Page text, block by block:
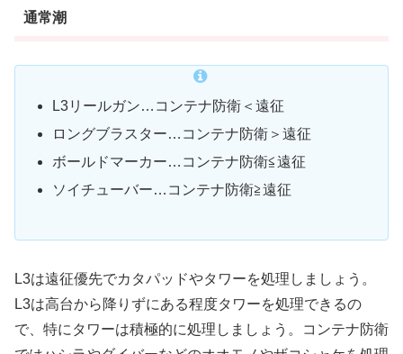
通常潮
L3リールガン…コンテナ防衛＜遠征
ロングブラスター…コンテナ防衛＞遠征
ボールドマーカー…コンテナ防衛≦遠征
ソイチューバー…コンテナ防衛≧遠征
L3は遠征優先でカタパッドやタワーを処理しましょう。
L3は高台から降りずにある程度タワーを処理できるの
で、特にタワーは積極的に処理しましょう。コンテナ防衛